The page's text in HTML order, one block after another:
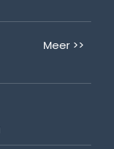
Meer >>